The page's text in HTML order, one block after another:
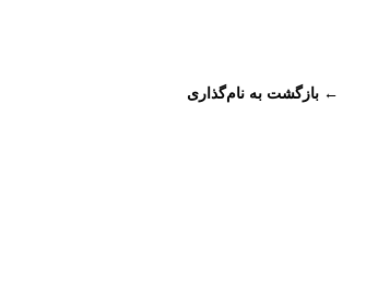
← بازگشت به نام‌گذاری